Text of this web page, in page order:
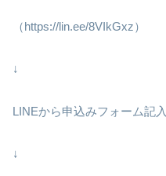
（https://lin.ee/8VIkGxz）
↓
LINEから申込みフォーム記入
↓